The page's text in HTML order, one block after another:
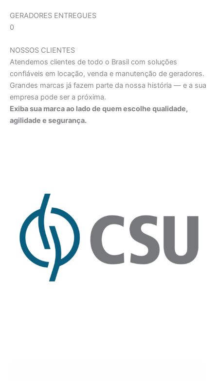
GERADORES ENTREGUES
0
NOSSOS CLIENTES
Atendemos clientes de todo o Brasil com soluções
confiáveis em locação, venda e manutenção de geradores.
Grandes marcas já fazem parte da nossa história — e a sua
empresa pode ser a próxima.
Exiba sua marca ao lado de quem escolhe qualidade,
agilidade e segurança.